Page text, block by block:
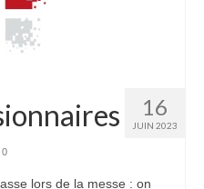
16
JUIN 2023
0
lors de la messe : on